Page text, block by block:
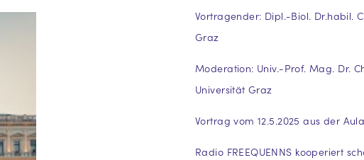
Vortragender: Dipl.-Biol. Dr.habil.
Graz
Moderation: Univ.-Prof. Mag. Dr.
Universität Graz
Vortrag vom 12.5.2025 aus der
Radio FREEQUENNS kooperiert